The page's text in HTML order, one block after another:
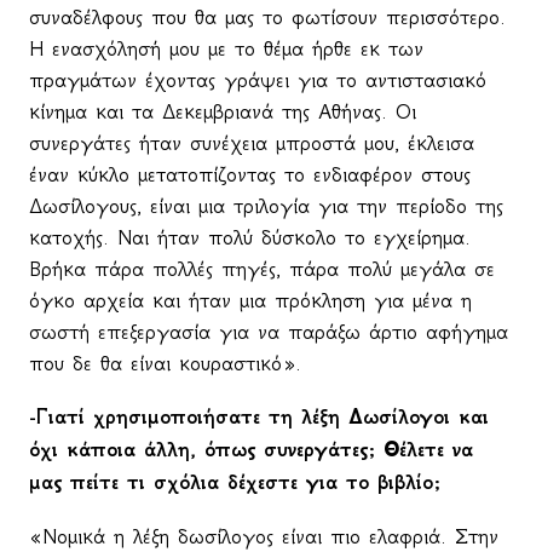
συναδέλφους που θα μας το φωτίσουν περισσότερο.
Η ενασχόλησή μου με το θέμα ήρθε εκ των
πραγμάτων έχοντας γράψει για το αντιστασιακό
κίνημα και τα Δεκεμβριανά της Αθήνας. Οι
συνεργάτες ήταν συνέχεια μπροστά μου, έκλεισα
έναν κύκλο μετατοπίζοντας το ενδιαφέρον στους
Δωσίλογους, είναι μια τριλογία για την περίοδο της
κατοχής. Ναι ήταν πολύ δύσκολο το εγχείρημα.
Βρήκα πάρα πολλές πηγές, πάρα πολύ μεγάλα σε
όγκο αρχεία και ήταν μια πρόκληση για μένα η
σωστή επεξεργασία για να παράξω άρτιο αφήγημα
που δε θα είναι κουραστικό».
-Γιατί χρησιμοποιήσατε τη λέξη Δωσίλογοι και
όχι κάποια άλλη, όπως συνεργάτες; Θέλετε να
μας πείτε τι σχόλια δέχεστε για το βιβλίο;
«Νομικά η λέξη δωσίλογος είναι πιο ελαφριά. Στην